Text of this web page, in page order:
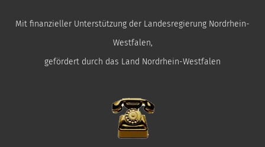
Mit finanzieller Unterstützung der Landesregierung Nordrhein-
Westfalen,
gefördert durch das Land Nordrhein-Westfalen